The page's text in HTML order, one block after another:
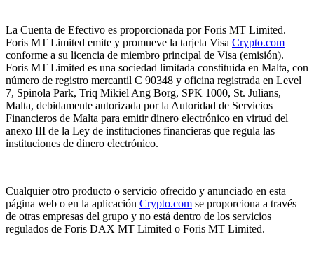
La Cuenta de Efectivo es proporcionada por Foris MT Limited.
Foris MT Limited emite y promueve la tarjeta Visa Crypto.com
conforme a su licencia de miembro principal de Visa (emisión).
Foris MT Limited es una sociedad limitada constituida en Malta, con
número de registro mercantil C 90348 y oficina registrada en Level
7, Spinola Park, Triq Mikiel Ang Borg, SPK 1000, St. Julians,
Malta, debidamente autorizada por la Autoridad de Servicios
Financieros de Malta para emitir dinero electrónico en virtud del
anexo III de la Ley de instituciones financieras que regula las
instituciones de dinero electrónico.
Cualquier otro producto o servicio ofrecido y anunciado en esta
página web o en la aplicación Crypto.com se proporciona a través
de otras empresas del grupo y no está dentro de los servicios
regulados de Foris DAX MT Limited o Foris MT Limited.